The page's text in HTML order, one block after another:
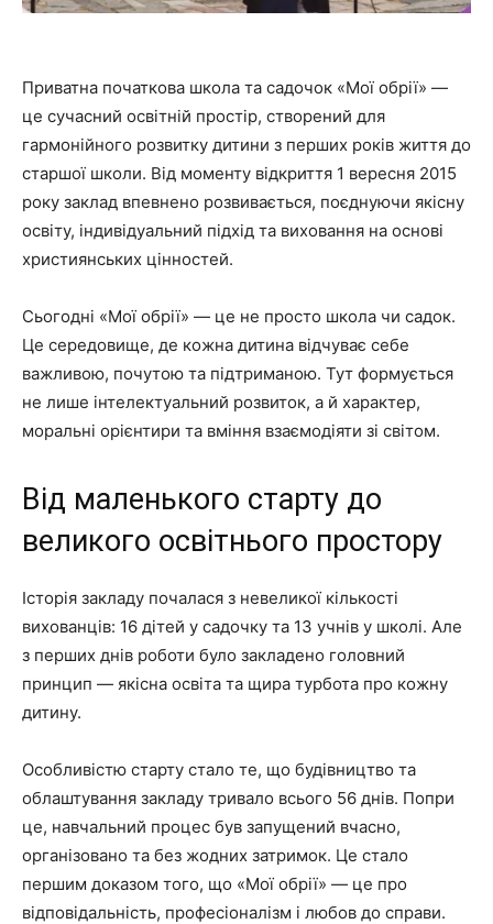
Приватна початкова школа та садочок «Мої обрії» —
це сучасний освітній простір, створений для
гармонійного розвитку дитини з перших років життя до
старшої школи. Від моменту відкриття 1 вересня 2015
року заклад впевнено розвивається, поєднуючи якісну
освіту, індивідуальний підхід та виховання на основі
християнських цінностей.
Сьогодні «Мої обрії» — це не просто школа чи садок.
Це середовище, де кожна дитина відчуває себе
важливою, почутою та підтриманою. Тут формується
не лише інтелектуальний розвиток, а й характер,
моральні орієнтири та вміння взаємодіяти зі світом.
Від маленького старту до
великого освітнього простору
Історія закладу почалася з невеликої кількості
вихованців: 16 дітей у садочку та 13 учнів у школі. Але
з перших днів роботи було закладено головний
принцип — якісна освіта та щира турбота про кожну
дитину.
Особливістю старту стало те, що будівництво та
облаштування закладу тривало всього 56 днів. Попри
це, навчальний процес був запущений вчасно,
організовано та без жодних затримок. Це стало
першим доказом того, що «Мої обрії» — це про
відповідальність, професіоналізм і любов до справи.